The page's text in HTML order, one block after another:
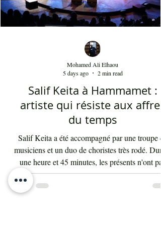
Salif Keita à Hammamet :
artiste qui résiste aux affres
du temps
Salif Keita a été accompagné par une troupe
musiciens et un duo de choristes très rodé.
une heure et 45 minutes, les présents n'ont pas
Mohamed Ali Elhaou
5 days ago
2 min read